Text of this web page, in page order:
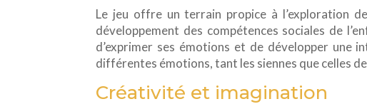
Le jeu offre un terrain propice à l’exploration
développement des compétences sociales de
d’exprimer ses émotions et de développer une
différentes émotions, tant les siennes que celles
Créativité et imagination